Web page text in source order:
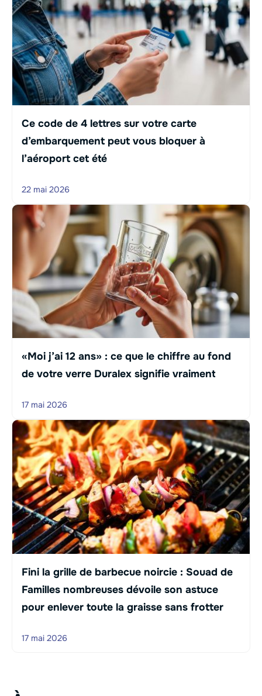
Ce code de 4 lettres sur votre carte
d’embarquement peut vous bloquer à
l’aéroport cet été
22 mai 2026
«Moi j’ai 12 ans» : ce que le chiffre au fond
de votre verre Duralex signifie vraiment
17 mai 2026
Fini la grille de barbecue noircie : Souad de
Familles nombreuses dévoile son astuce
pour enlever toute la graisse sans frotter
17 mai 2026